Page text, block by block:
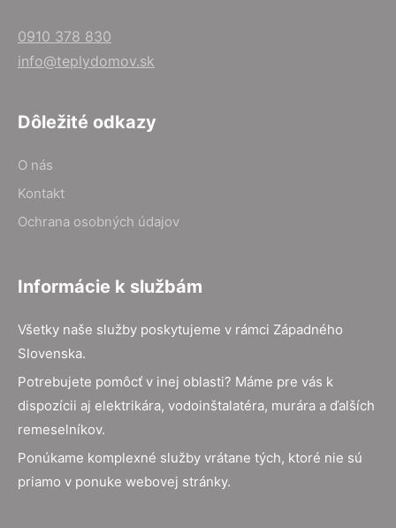
0910 378 830
info@teplydomov.sk
Dôležité odkazy
O nás
Kontakt
Ochrana osobných údajov
Informácie k službám
Všetky naše služby poskytujeme v rámci Západného
Slovenska.
Potrebujete pomôcť v inej oblasti? Máme pre vás k
dispozícii aj elektrikára, vodoinštalatéra, murára a ďalších
remeselníkov.
Ponúkame komplexné služby vrátane tých, ktoré nie sú
priamo v ponuke webovej stránky.